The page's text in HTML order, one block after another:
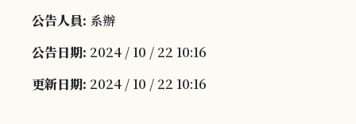
公告人員: 系辦
公告日期: 2024 / 10 / 22 10:16
更新日期: 2024 / 10 / 22 10:16